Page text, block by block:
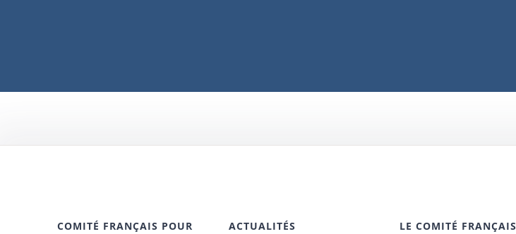
COMITÉ FRANÇAIS POUR
ACTUALITÉS
LE COMITÉ FRANÇAIS